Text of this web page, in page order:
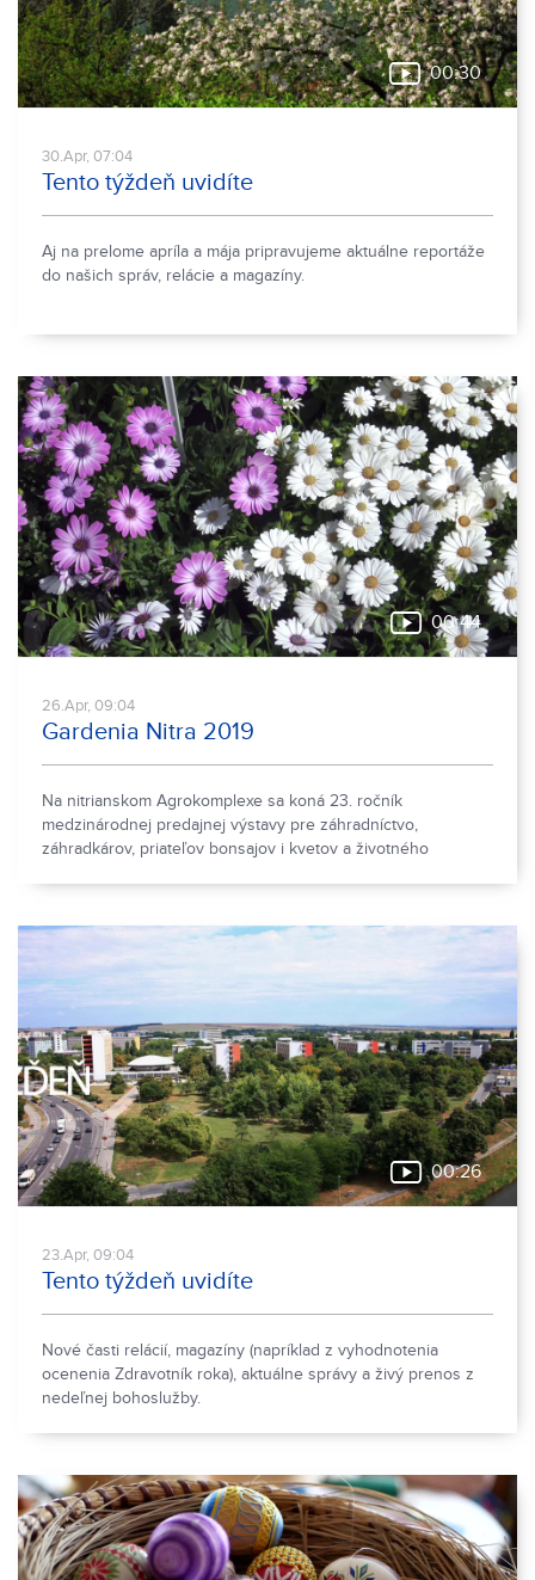
00:30
30.Apr, 07:04
Tento týždeň uvidíte
Aj na prelome apríla a mája pripravujeme aktuálne reportáže
do našich správ, relácie a magazíny.
00:44
26.Apr, 09:04
Gardenia Nitra 2019
Na nitrianskom Agrokomplexe sa koná 23. ročník
medzinárodnej predajnej výstavy pre záhradníctvo,
záhradkárov, priateľov bonsajov i kvetov a životného
00:26
23.Apr, 09:04
Tento týždeň uvidíte
Nové časti relácií, magazíny (napríklad z vyhodnotenia
ocenenia Zdravotník roka), aktuálne správy a živý prenos z
nedeľnej bohoslužby.